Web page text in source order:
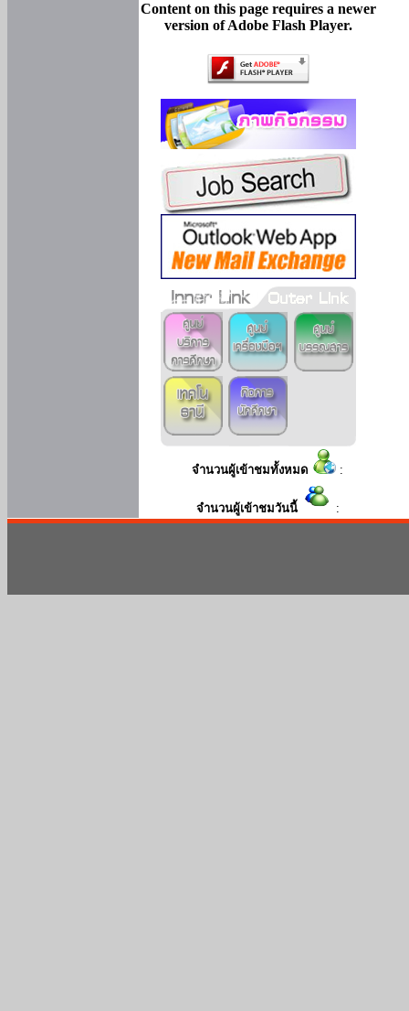
Content on this page requires a newer
version of Adobe Flash Player.
จำนวนผู้เข้าชมทั้งหมด :
จำนวนผู้เข้าชมวันนี้ :